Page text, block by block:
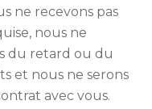
ne recevons pas
nous ne
du retard ou du
et nous ne serons
avec vous.